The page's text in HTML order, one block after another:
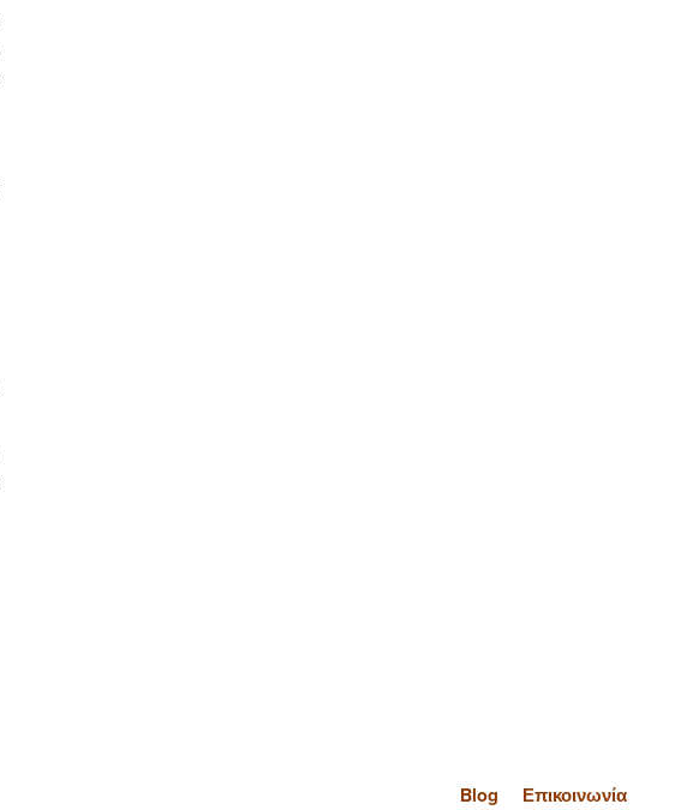
Blog Επικοινωνία